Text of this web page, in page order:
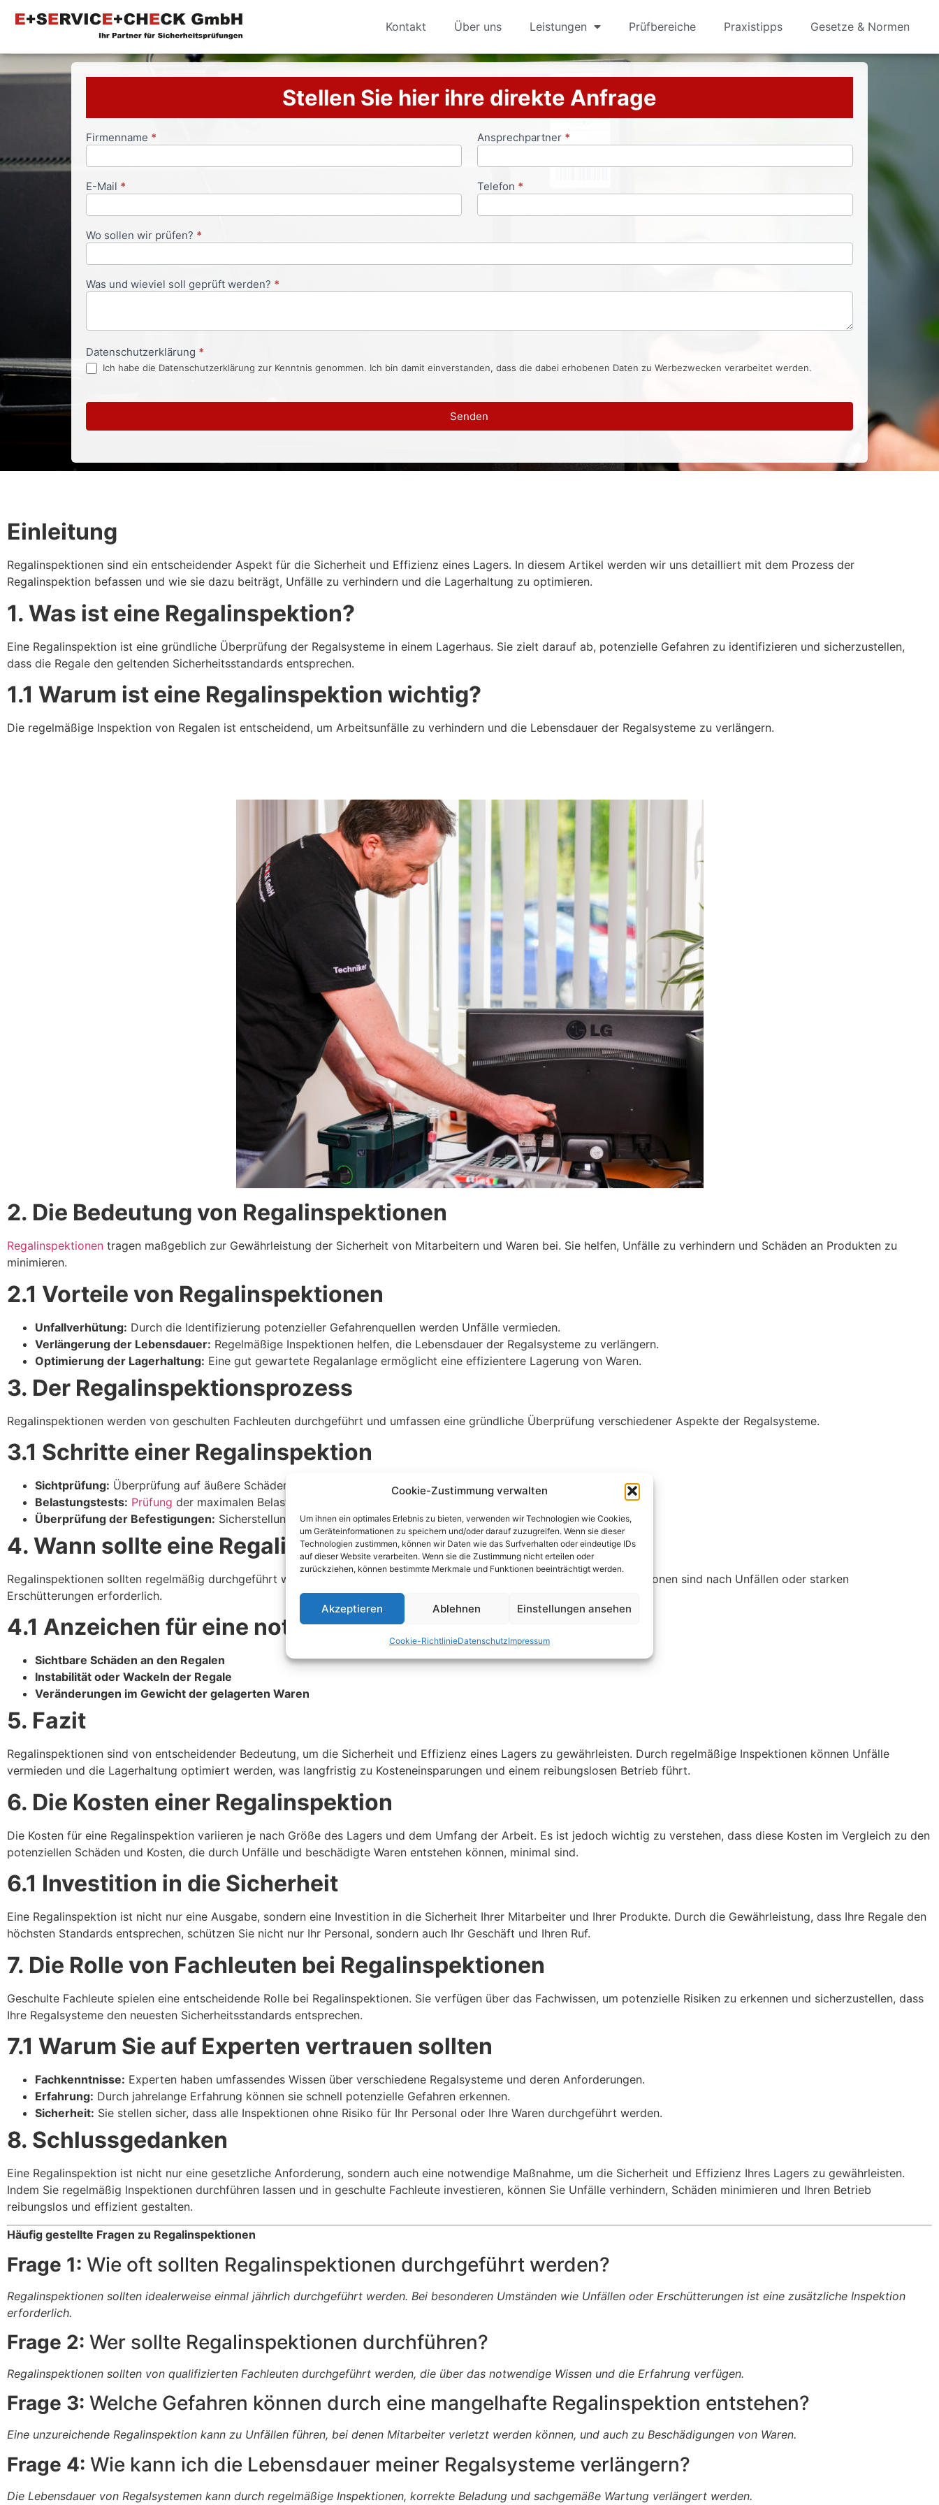
Cookie-Zustimmung verwalten
Um ihnen ein optimales Erlebnis zu bieten, verwenden wir Technologien wie Cookies,
um Geräteinformationen zu speichern und/oder darauf zuzugreifen. Wenn sie dieser
Technologien zustimmen, können wir Daten wie das Surfverhalten oder eindeutige IDs
auf dieser Website verarbeiten. Wenn sie die Zustimmung nicht erteilen oder
zurückziehen, können bestimmte Merkmale und Funktionen beeinträchtigt werden.
Akzeptieren Ablehnen Einstellungen ansehen
Cookie-RichtlinieDatenschutzImpressum
Kontakt Über uns Leistungen Prüfbereiche Praxistipps Gesetze & Normen
Stellen Sie hier ihre direkte Anfrage
Anfrageformular
Firmenname * Ansprechpartner *
E-Mail * Telefon *
Wo sollen wir prüfen? *
Was und wieviel soll geprüft werden? *
Datenschutzerklärung *
Ich habe die Datenschutzerklärung zur Kenntnis genommen. Ich bin damit einverstanden, dass die dabei erhobenen Daten zu Werbezwecken verarbeitet werden.
Senden
Einleitung
Regalinspektionen sind ein entscheidender Aspekt für die Sicherheit und Effizienz eines Lagers. In diesem Artikel werden wir uns detailliert mit dem Prozess der
Regalinspektion befassen und wie sie dazu beiträgt, Unfälle zu verhindern und die Lagerhaltung zu optimieren.
1. Was ist eine Regalinspektion?
Eine Regalinspektion ist eine gründliche Überprüfung der Regalsysteme in einem Lagerhaus. Sie zielt darauf ab, potenzielle Gefahren zu identifizieren und sicherzustellen,
dass die Regale den geltenden Sicherheitsstandards entsprechen.
1.1 Warum ist eine Regalinspektion wichtig?
Die regelmäßige Inspektion von Regalen ist entscheidend, um Arbeitsunfälle zu verhindern und die Lebensdauer der Regalsysteme zu verlängern.
2. Die Bedeutung von Regalinspektionen
Regalinspektionen tragen maßgeblich zur Gewährleistung der Sicherheit von Mitarbeitern und Waren bei. Sie helfen, Unfälle zu verhindern und Schäden an Produkten zu
minimieren.
2.1 Vorteile von Regalinspektionen
Unfallverhütung: Durch die Identifizierung potenzieller Gefahrenquellen werden Unfälle vermieden.
Verlängerung der Lebensdauer: Regelmäßige Inspektionen helfen, die Lebensdauer der Regalsysteme zu verlängern.
Optimierung der Lagerhaltung: Eine gut gewartete Regalanlage ermöglicht eine effizientere Lagerung von Waren.
3. Der Regalinspektionsprozess
Regalinspektionen werden von geschulten Fachleuten durchgeführt und umfassen eine gründliche Überprüfung verschiedener Aspekte der Regalsysteme.
3.1 Schritte einer Regalinspektion
Sichtprüfung: Überprüfung auf äußere Schäden und Anzeichen von Instabilität.
Belastungstests: Prüfung der maximalen Belastungsfähigkeit der Regale.
Überprüfung der Befestigungen: Sicherstellung, dass alle Befestigungen korrekt angebracht sind.
4. Wann sollte eine Regalinspektion durchgeführt werden?
Regalinspektionen sollten regelmäßig durchgeführt werden, idealerweise mindestens einmal pro Jahr. Zusätzliche Inspektionen sind nach Unfällen oder starken
Erschütterungen erforderlich.
4.1 Anzeichen für eine notwendige Inspektion
Sichtbare Schäden an den Regalen
Instabilität oder Wackeln der Regale
Veränderungen im Gewicht der gelagerten Waren
5. Fazit
Regalinspektionen sind von entscheidender Bedeutung, um die Sicherheit und Effizienz eines Lagers zu gewährleisten. Durch regelmäßige Inspektionen können Unfälle
vermieden und die Lagerhaltung optimiert werden, was langfristig zu Kosteneinsparungen und einem reibungslosen Betrieb führt.
6. Die Kosten einer Regalinspektion
Die Kosten für eine Regalinspektion variieren je nach Größe des Lagers und dem Umfang der Arbeit. Es ist jedoch wichtig zu verstehen, dass diese Kosten im Vergleich zu den
potenziellen Schäden und Kosten, die durch Unfälle und beschädigte Waren entstehen können, minimal sind.
6.1 Investition in die Sicherheit
Eine Regalinspektion ist nicht nur eine Ausgabe, sondern eine Investition in die Sicherheit Ihrer Mitarbeiter und Ihrer Produkte. Durch die Gewährleistung, dass Ihre Regale den
höchsten Standards entsprechen, schützen Sie nicht nur Ihr Personal, sondern auch Ihr Geschäft und Ihren Ruf.
7. Die Rolle von Fachleuten bei Regalinspektionen
Geschulte Fachleute spielen eine entscheidende Rolle bei Regalinspektionen. Sie verfügen über das Fachwissen, um potenzielle Risiken zu erkennen und sicherzustellen, dass
Ihre Regalsysteme den neuesten Sicherheitsstandards entsprechen.
7.1 Warum Sie auf Experten vertrauen sollten
Fachkenntnisse: Experten haben umfassendes Wissen über verschiedene Regalsysteme und deren Anforderungen.
Erfahrung: Durch jahrelange Erfahrung können sie schnell potenzielle Gefahren erkennen.
Sicherheit: Sie stellen sicher, dass alle Inspektionen ohne Risiko für Ihr Personal oder Ihre Waren durchgeführt werden.
8. Schlussgedanken
Eine Regalinspektion ist nicht nur eine gesetzliche Anforderung, sondern auch eine notwendige Maßnahme, um die Sicherheit und Effizienz Ihres Lagers zu gewährleisten.
Indem Sie regelmäßig Inspektionen durchführen lassen und in geschulte Fachleute investieren, können Sie Unfälle verhindern, Schäden minimieren und Ihren Betrieb
reibungslos und effizient gestalten.
Häufig gestellte Fragen zu Regalinspektionen
Frage 1: Wie oft sollten Regalinspektionen durchgeführt werden?
Regalinspektionen sollten idealerweise einmal jährlich durchgeführt werden. Bei besonderen Umständen wie Unfällen oder Erschütterungen ist eine zusätzliche Inspektion
erforderlich.
Frage 2: Wer sollte Regalinspektionen durchführen?
Regalinspektionen sollten von qualifizierten Fachleuten durchgeführt werden, die über das notwendige Wissen und die Erfahrung verfügen.
Frage 3: Welche Gefahren können durch eine mangelhafte Regalinspektion entstehen?
Eine unzureichende Regalinspektion kann zu Unfällen führen, bei denen Mitarbeiter verletzt werden können, und auch zu Beschädigungen von Waren.
Frage 4: Wie kann ich die Lebensdauer meiner Regalsysteme verlängern?
Die Lebensdauer von Regalsystemen kann durch regelmäßige Inspektionen, korrekte Beladung und sachgemäße Wartung verlängert werden.